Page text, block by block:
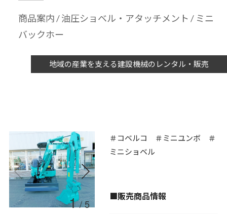
商品案内/油圧ショベル・アタッチメント / ミニ
バックホー
地域の産業を支える建設機械のレンタル・販売
1/5
＃コベルコ ＃ミニユンボ ＃
ミニショベル
■販売商品情報